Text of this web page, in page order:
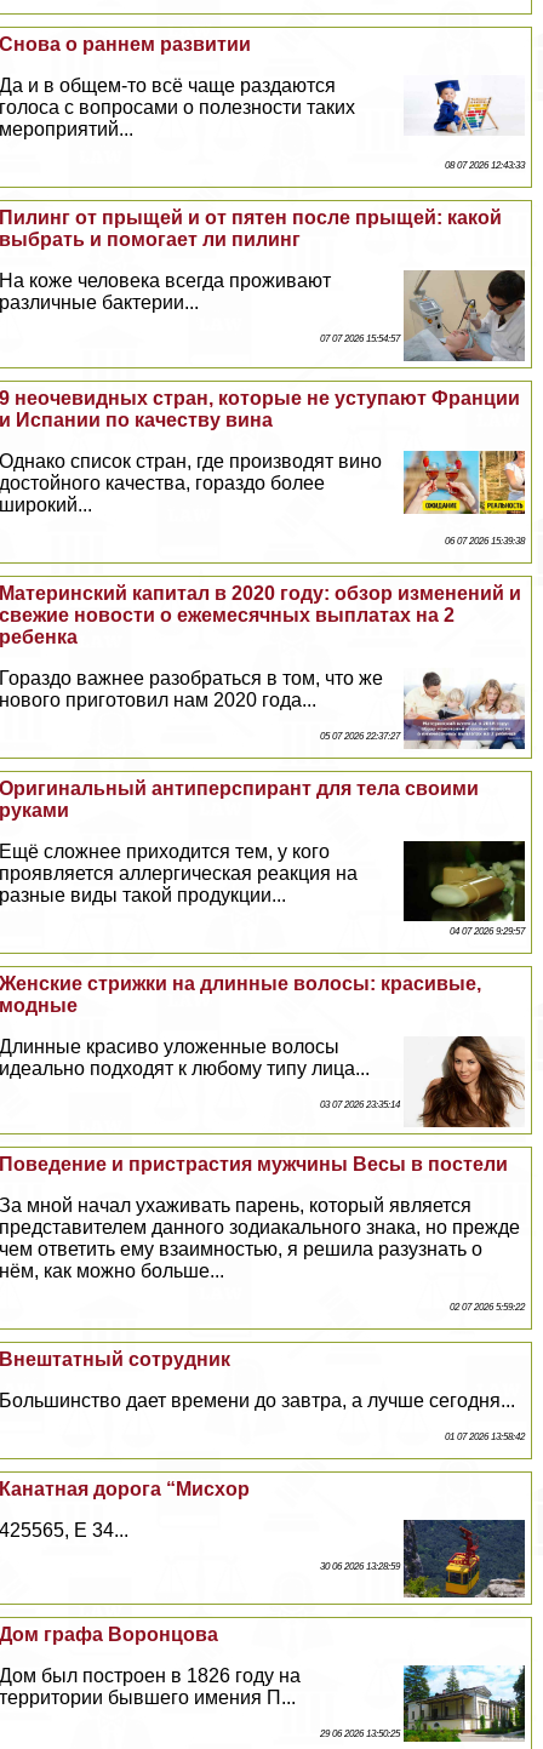
Снова о раннем развитии
Да и в общем-то всё чаще раздаются
голоса с вопросами о полезности таких
мероприятий...
08 07 2026 12:43:33
Пилинг от прыщей и от пятен после прыщей: какой
выбрать и помогает ли пилинг
На коже человека всегда проживают
различные бактерии...
07 07 2026 15:54:57
9 неочевидных стран, которые не уступают Франции
и Испании по качеству вина
Однако список стран, где производят вино
достойного качества, гораздо более
широкий...
06 07 2026 15:39:38
Материнский капитал в 2020 году: обзор изменений и
свежие новости о ежемecячных выплатах на 2
ребенка
Гораздо важнее разобраться в том, что же
нового приготовил нам 2020 года...
05 07 2026 22:37:27
Оригинальный антиперспирант для тела своими
руками
Ещё сложнее приходится тем, у кого
проявляется аллергическая реакция на
разные виды такой продукции...
04 07 2026 9:29:57
Женские стрижки на длинные волосы: красивые,
модные
Длинные красиво уложенные волосы
идеально подходят к любому типу лица...
03 07 2026 23:35:14
Поведение и пристрастия мужчины Весы в постели
За мной начал ухаживать парень, который является
представителем данного зодиакального знака, но прежде
чем ответить ему взаимностью, я решила разузнать о
нём, как можно больше...
02 07 2026 5:59:22
Внештатный сотрудник
Большинство дает времени до завтра, а лучше сегодня...
01 07 2026 13:58:42
Канатная дорога “Мисхор
425565, E 34...
30 06 2026 13:28:59
Дом графа Воронцова
Дом был построен в 1826 году на
территории бывшего имения П...
29 06 2026 13:50:25